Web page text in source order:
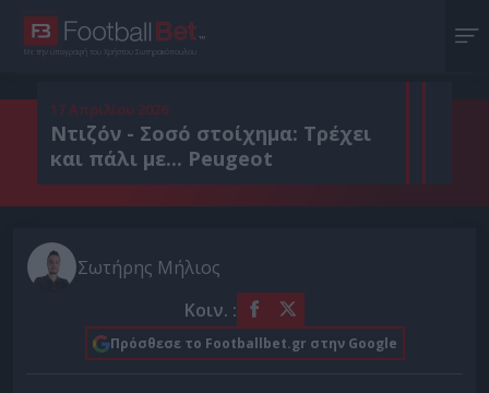
Με την υπογραφή του Χρήστου Σωτηρακόπουλου
17 Απριλίου 2026
Ντιζόν - Σοσό στοίχημα: Τρέχει
και πάλι με... Peugeot
Σωτήρης Μήλιος
Κοιν. :
Πρόσθεσε το Footballbet.gr στην Google